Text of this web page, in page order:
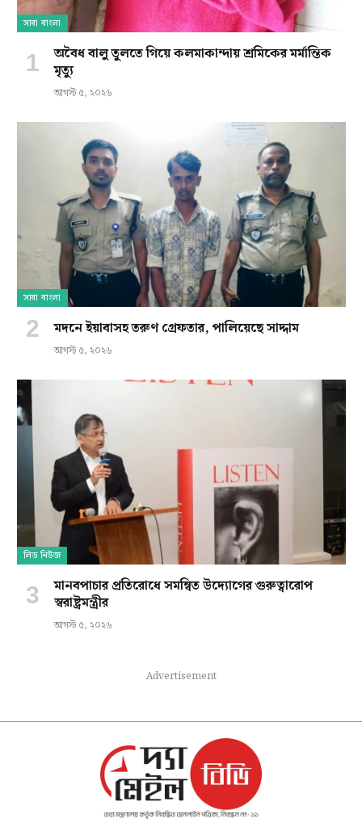
সারা বাংলা
অবৈধ বালু তুলতে গিয়ে কলমাকান্দায় শ্রমিকের মর্মান্তিক
মৃত্যু
আগস্ট ৫, ২০২৬
সারা বাংলা
মদনে ইয়াবাসহ তরুণ গ্রেফতার, পালিয়েছে সাদ্দাম
আগস্ট ৫, ২০২৬
লিড নিউজ
মানবপাচার প্রতিরোধে সমন্বিত উদ্যোগের গুরুত্বারোপ
স্বরাষ্ট্রমন্ত্রীর
আগস্ট ৫, ২০২৬
Advertisement